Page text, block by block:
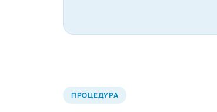
ПРОЦЕДУРА